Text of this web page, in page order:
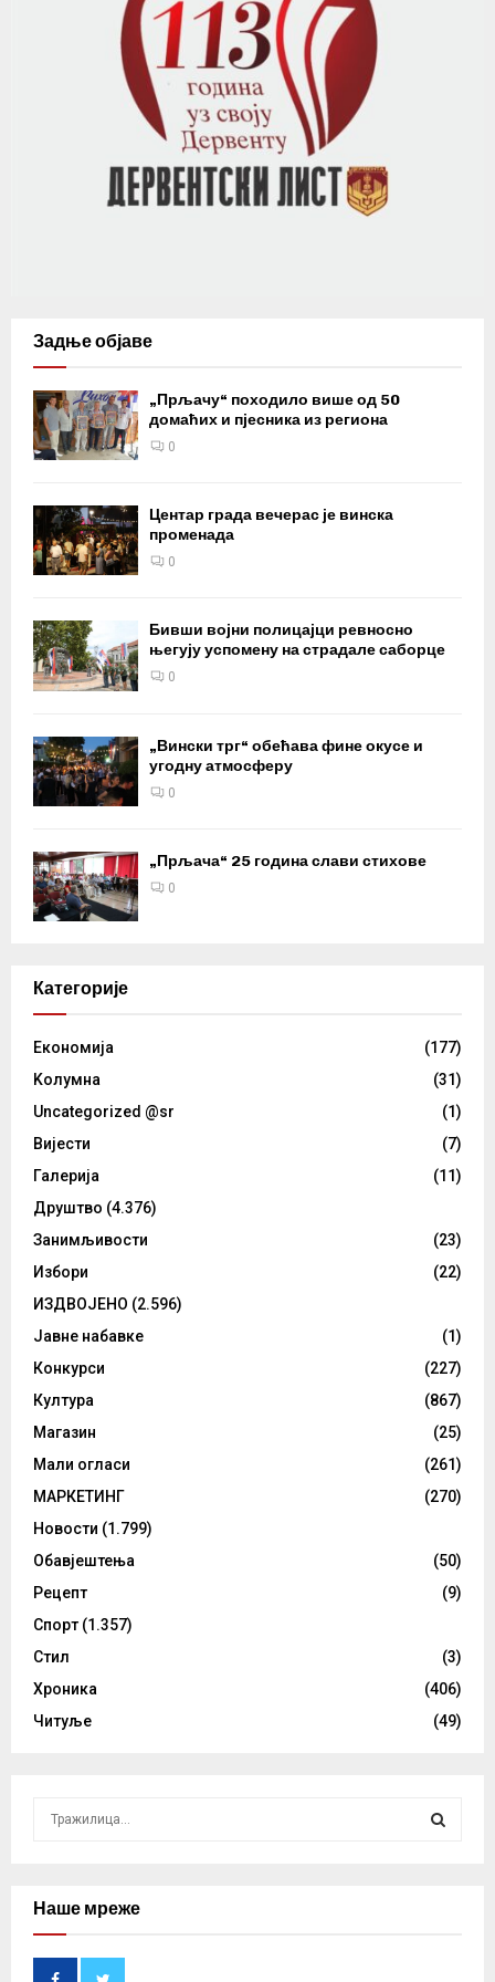
Задње објаве
„Прљачу“ походило више од 50
домаћих и пјесника из региона
0
Центар града вечерас је винска
променада
0
Бивши војни полицајци ревносно
његују успомену на страдале саборце
0
„Вински трг“ обећава фине окусе и
угодну атмосферу
0
„Прљача“ 25 година слави стихове
0
Категорије
Eкономија
(177)
Kолумнa
(31)
Uncategorized @sr
(1)
Вијести
(7)
Галерија
(11)
Друштво (4.376)
Занимљивости
(23)
Избори
(22)
ИЗДВОЈЕНО (2.596)
Јавне набавке
(1)
Конкурси
(227)
Култура
(867)
Магазин
(25)
Мали огласи
(261)
МАРКЕТИНГ
(270)
Новости (1.799)
Обавјештења
(50)
Рецепт
(9)
Спорт (1.357)
Стил
(3)
Хроника
(406)
Читуље
(49)
cНаше мреже